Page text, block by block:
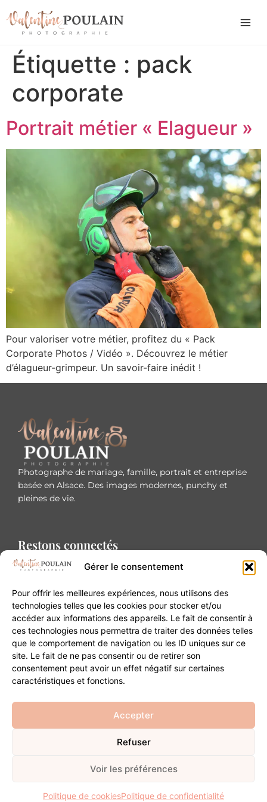
Gérer le consentement
Pour offrir les meilleures expériences, nous utilisons des
technologies telles que les cookies pour stocker et/ou
accéder aux informations des appareils. Le fait de consentir à
ces technologies nous permettra de traiter des données telles
que le comportement de navigation ou les ID uniques sur ce
site. Le fait de ne pas consentir ou de retirer son
consentement peut avoir un effet négatif sur certaines
caractéristiques et fonctions.
Accepter
Refuser
Voir les préférences
Politique de cookiesPolitique de confidentialité
Étiquette : pack
corporate
Portrait métier « Elagueur »
Pour valoriser votre métier, profitez du « Pack
Corporate Photos / Vidéo ». Découvrez le métier
d’élagueur-grimpeur. Un savoir-faire inédit !
Photographe de mariage, famille, portrait et entreprise
basée en Alsace. Des images modernes, punchy et
pleines de vie.
Restons connectés
Contact
20B Grand Rue 68180 Horbourg-Wihr
06 84 93 03 01
contact@valentinepoulain.com
Mentions légales· Politique de confidentialité
Développement